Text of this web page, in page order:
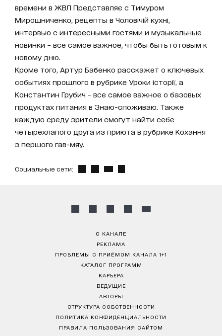
времени в ЖВЛ Представляє с Тимуром
Мирошниченко, рецепты в Чоловічій кухні,
интервью с интересными гостями и музыкальные
новинки – все самое важное, чтобы быть готовым к
новому дню.
Кроме того, Артур Бабенко расскажет о ключевых
событиях прошлого в рубрике Уроки історії, а
Константин Грубич - все самое важное о базовых
продуктах питания в Знаю-споживаю. Также
каждую среду зрители смогут найти себе
четырехлапого друга из приюта в рубрике Кохання
з першого гав-мяу.
Социальные сети:
О КАНАЛЕ
РЕКЛАМА
ПРОБЛЕМЫ С ПРИЁМОМ КАНАЛА 1+1
КАТАЛОГ ПРОГРАММ
КАРЬЕРА
ВЕДУЩИЕ
АВТОРЫ
СТРУКТУРА СОБСТВЕННОСТИ
ПОЛИТИКА КОНФИДЕНЦИАЛЬНОСТИ
ПРАВИЛА ПОЛЬЗОВАНИЯ САЙТОМ